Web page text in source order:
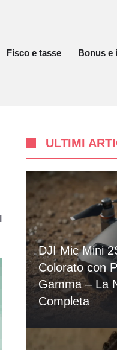
Fisco e tasse Bonus e
ULTIMI
DJI Mic Mini
Colorato con
Gamma – La
Completa